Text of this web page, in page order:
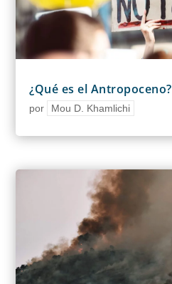
¿Qué es el Antropoceno?
por Mou D. Khamlichi